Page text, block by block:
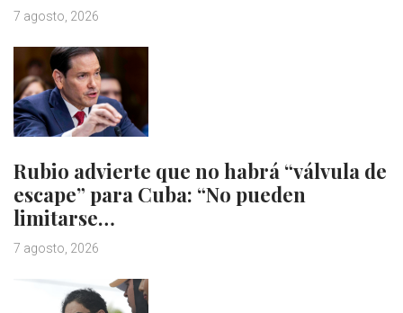
7 agosto, 2026
Rubio advierte que no habrá “válvula de
escape” para Cuba: “No pueden
limitarse…
7 agosto, 2026